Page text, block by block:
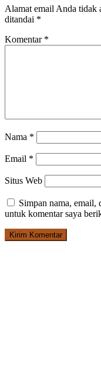
Alamat email Anda tidak
ditandai *
Komentar *
Nama *
Email *
Situs Web
Simpan nama, email,
untuk komentar saya